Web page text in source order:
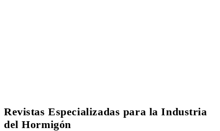
Revistas Especializadas para la Industria
del Hormigón